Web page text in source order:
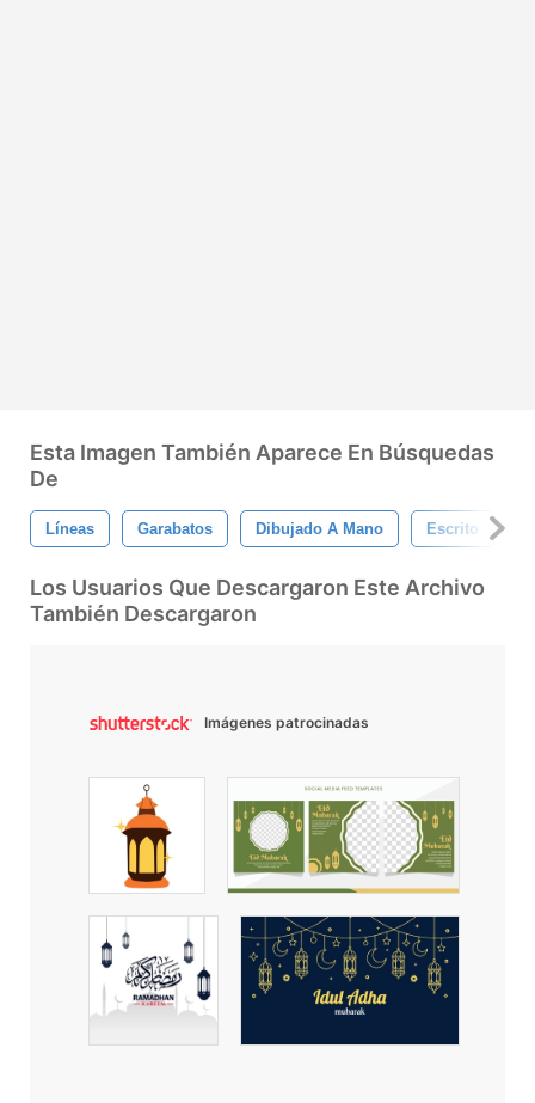
Esta Imagen También Aparece En Búsquedas
De
Líneas Garabatos Dibujado A Mano Escrito
Los Usuarios Que Descargaron Este Archivo
También Descargaron
Imágenes patrocinadas